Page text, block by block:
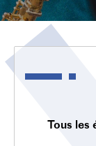
A
O
Tous